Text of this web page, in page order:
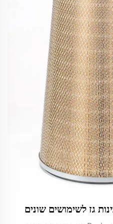
גז לשימושים שונים